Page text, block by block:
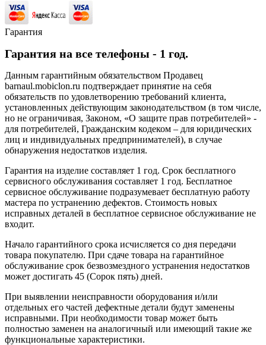
Гарантия
Гарантия на все телефоны - 1 год.
Данным гарантийным обязательством Продавец
barnaul.mobiclon.ru подтверждает принятие на себя
обязательств по удовлетворению требований клиента,
установленных действующим законодательством (в том числе,
но не ограничивая, Законом, «О защите прав потребителей» -
для потребителей, Гражданским кодеком – для юридических
лиц и индивидуальных предпринимателей), в случае
обнаружения недостатков изделия.
Гарантия на изделие составляет 1 год. Срок бесплатного
сервисного обслуживания составляет 1 год. Бесплатное
сервисное обслуживание подразумевает бесплатную работу
мастера по устранению дефектов. Стоимость новых
исправных деталей в бесплатное сервисное обслуживание не
входит.
Начало гарантийного срока исчисляется со дня передачи
товара покупателю. При сдаче товара на гарантийное
обслуживание срок безвозмездного устранения недостатков
может достигать 45 (Сорок пять) дней.
При выявлении неисправности оборудования и/или
отдельных его частей дефектные детали будут заменены
исправными. При необходимости товар может быть
полностью заменен на аналогичный или имеющий такие же
функциональные характеристики.